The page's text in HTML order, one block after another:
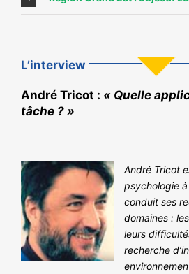
L’interview
André Tricot : « Quelle
tâche ? »
André Tricot
psychologie à
conduit ses
domaines :
leurs
recherche